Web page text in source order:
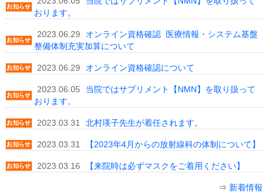
おります。
2023.06.29
オンライン資格確認 医療情報・システム基盤
整備体制充実加算について
2023.06.29 オンライン資格確認について
2023.06.05
当院ではサプリメント【NMN】を取り扱って
おります。
2023.03.31 北村瑛子先生が着任されます。
2023.03.31 【2023年4月からの放射線科の体制について】
2023.03.16 【来院時は必ずマスクをご着用ください】
⇒ 新着情報